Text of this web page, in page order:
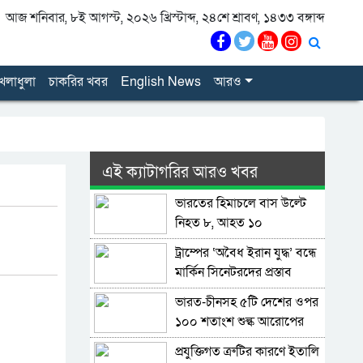
আজ শনিবার, ৮ই আগস্ট, ২০২৬ খ্রিস্টাব্দ, ২৪শে শ্রাবণ, ১৪৩৩ বঙ্গাব্দ
চাকরির খবর English News আরও
এই ক্যাটাগরির আরও খবর
ভারতের হিমাচলে বাস উল্টে
নিহত ৮, আহত ১০
ট্রাম্পের ‘অবৈধ ইরান যুদ্ধ’ বন্ধে
মার্কিন সিনেটরদের প্রস্তাব
ভারত-চীনসহ ৫টি দেশের ওপর
১০০ শতাংশ শুল্ক আরোপের
বিল পাস মার্কিন সিনেটে
প্রযুক্তিগত ত্রুটির কারণে ইতালি